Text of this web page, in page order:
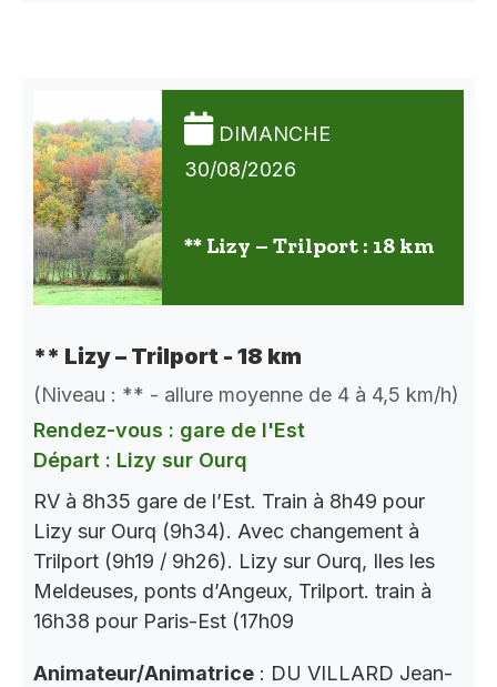
DIMANCHE
30/08/2026
** Lizy – Trilport : 18 km
** Lizy – Trilport - 18 km
(Niveau : ** - allure moyenne de 4 à 4,5 km/h)
Rendez-vous : gare de l'Est
Départ : Lizy sur Ourq
RV à 8h35 gare de l’Est. Train à 8h49 pour
Lizy sur Ourq (9h34). Avec changement à
Trilport (9h19 / 9h26). Lizy sur Ourq, Iles les
Meldeuses, ponts d’Angeux, Trilport. train à
16h38 pour Paris-Est (17h09
Animateur/Animatrice : DU VILLARD Jean-